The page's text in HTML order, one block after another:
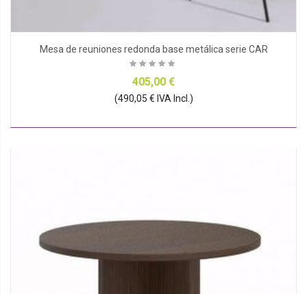
Mesa de reuniones redonda base metálica serie CAR
405,00 €
(490,05 € IVA Incl.)